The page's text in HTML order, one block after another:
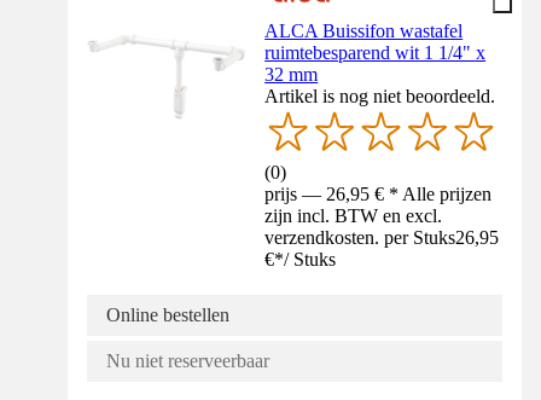
ALCA Buissifon wastafel
ruimtebesparend wit 1 1/4" x
32 mm
Artikel is nog niet beoordeeld.
(0)
prijs — 26,95 € * Alle prijzen
zijn incl. BTW en excl.
verzendkosten. per Stuks26,95
€*/ Stuks
Online bestellen
Nu niet reserveerbaar